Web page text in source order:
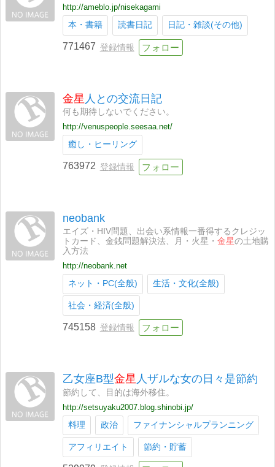
http://ameblo.jp/nisekagami
本・書籍
読書日記 日記・雑談(その他)
771467 登録情報
金星 人との交流日記
何も期待しないでください。
http://venuspeople.seesaa.net/
癒し・ヒーリング
763972 登録情報
neobank
エイズ・HIV問題、出会い系情報一番得するクレジッ
トカード、金銭問題解決法、月・火星・ 金星の土地購
入方法
http://neobank.net
ネット・PC(全般)
生活・文化(全般)
社会・経済(全般)
745158 登録情報
乙女座B型金星 人ザルな女の日々是節約
節約して、目的は海外移住。
http://setsuyaku2007.blog.shinobi.jp/
料理
政治 ファイナンシャルプランニング
アフィリエイト 節約・貯蓄